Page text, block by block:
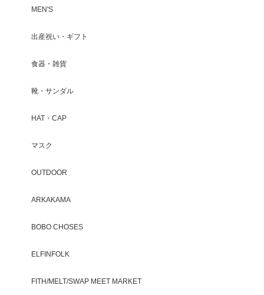
MEN'S
出産祝い・ギフト
食器・雑貨
靴・サンダル
HAT・CAP
マスク
OUTDOOR
ARKAKAMA
BOBO CHOSES
ELFINFOLK
FITH/MELT/SWAP MEET MARKET